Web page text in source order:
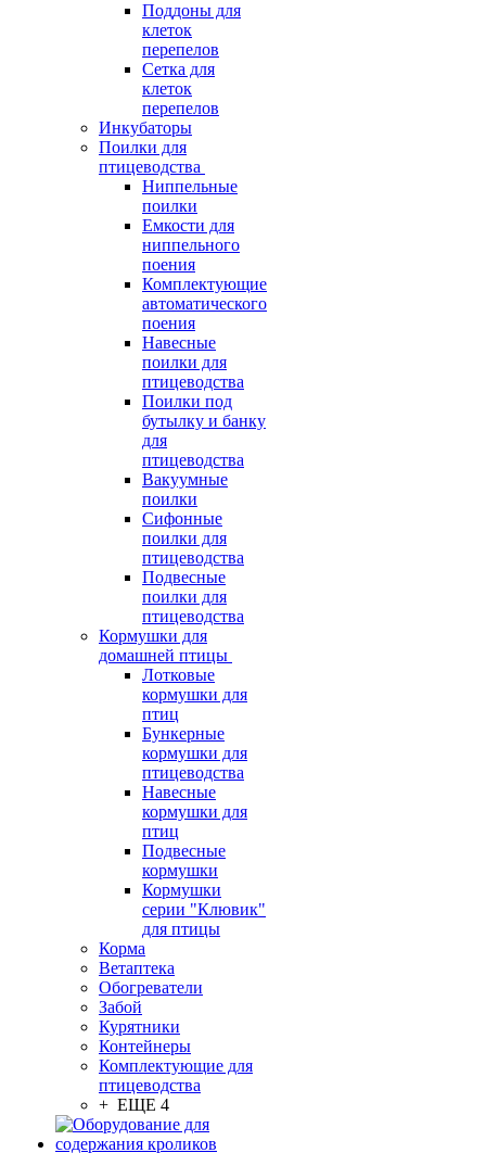
Поддоны для
клеток
перепелов
Сетка для
клеток
перепелов
Инкубаторы
Поилки для
птицеводства
Ниппельные
поилки
Емкости для
ниппельного
поения
Комплектующие
автоматического
поения
Навесные
поилки для
птицеводства
Поилки под
бутылку и банку
для
птицеводства
Вакуумные
поилки
Сифонные
поилки для
птицеводства
Подвесные
поилки для
птицеводства
Кормушки для
домашней птицы
Лотковые
кормушки для
птиц
Бункерные
кормушки для
птицеводства
Навесные
кормушки для
птиц
Подвесные
кормушки
Кормушки
серии "Клювик"
для птицы
Корма
Ветаптека
Обогреватели
Забой
Курятники
Контейнеры
Комплектующие для
птицеводства
+ ЕЩЕ 4